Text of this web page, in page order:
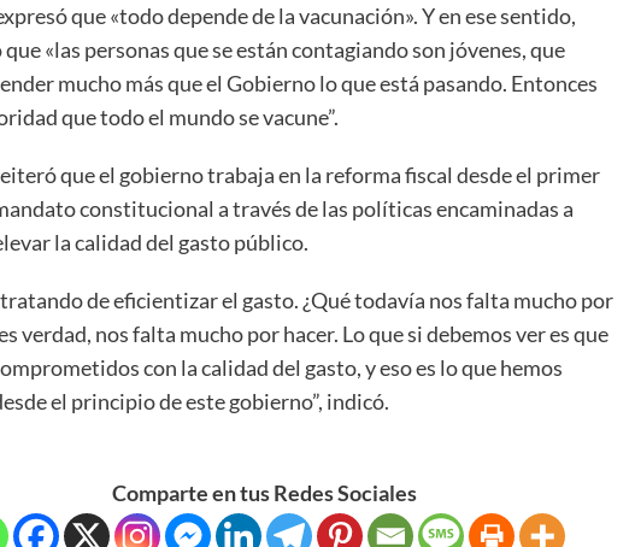
que «todo depende de la vacunación». Y en ese sentido,
«las personas que se están contagiando son jóvenes, que
mucho más que el Gobierno lo que está pasando. Entonces
que todo el mundo se vacune”.
que el gobierno trabaja en la reforma fiscal desde el primer
constitucional a través de las políticas encaminadas a
la calidad del gasto público.
de eficientizar el gasto. ¿Qué todavía nos falta mucho por
verdad, nos falta mucho por hacer. Lo que si debemos ver es que
con la calidad del gasto, y eso es lo que hemos
el principio de este gobierno”, indicó.
Comparte en tus Redes Sociales